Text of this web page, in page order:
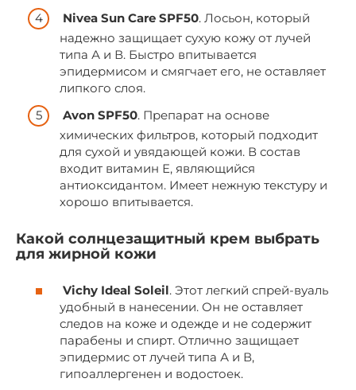
Nivea Sun Care SPF50. Лосьон, который
надежно защищает сухую кожу от лучей
типа А и В. Быстро впитывается
эпидермисом и смягчает его, не оставляет
липкого слоя.
Avon SPF50. Препарат на основе
химических фильтров, который подходит
для сухой и увядающей кожи. В состав
входит витамин Е, являющийся
антиоксидантом. Имеет нежную текстуру и
хорошо впитывается.
Какой солнцезащитный крем выбрать
для жирной кожи
Vichy Ideal Soleil. Этот легкий спрей-вуаль
удобный в нанесении. Он не оставляет
следов на коже и одежде и не содержит
парабены и спирт. Отлично защищает
эпидермис от лучей типа А и В,
гипоаллергенен и водостоек.